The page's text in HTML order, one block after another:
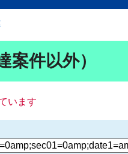
案件以外）
います